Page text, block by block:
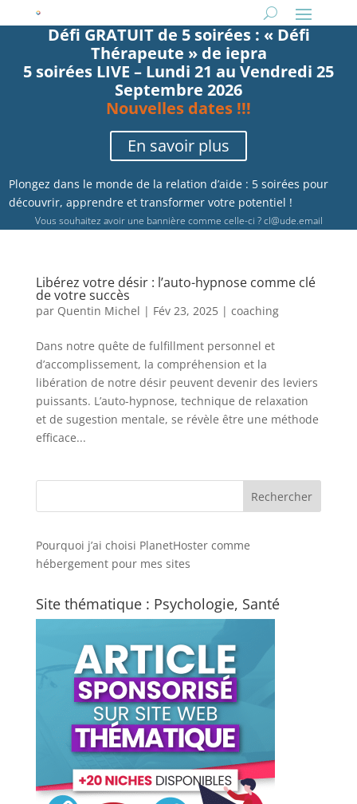
Défi GRATUIT de 5 soirées : « Défi
Thérapeute » de iepra
5 soirées LIVE – Lundi 21 au Vendredi 25
Septembre 2026
Nouvelles dates !!!
En savoir plus
Plongez dans le monde de la relation d’aide : 5 soirées pour
découvrir, apprendre et transformer votre potentiel !
Vous souhaitez avoir une bannière comme celle-ci ?cl@ude.email
Libérez votre désir : l’auto-hypnose comme clé
de votre succès
par Quentin Michel | Fév 23, 2025| coaching
Dans notre quête de fulfillment personnel et
d’accomplissement, la compréhension et la
libération de notre désir peuvent devenir des leviers
puissants. L’auto-hypnose, technique de relaxation
et de sugestion mentale, se révèle être une méthode
efficace...
Pourquoi j’ai choisi PlanetHostercomme
hébergement pour mes sites
Site thématique : Psychologie, Santé